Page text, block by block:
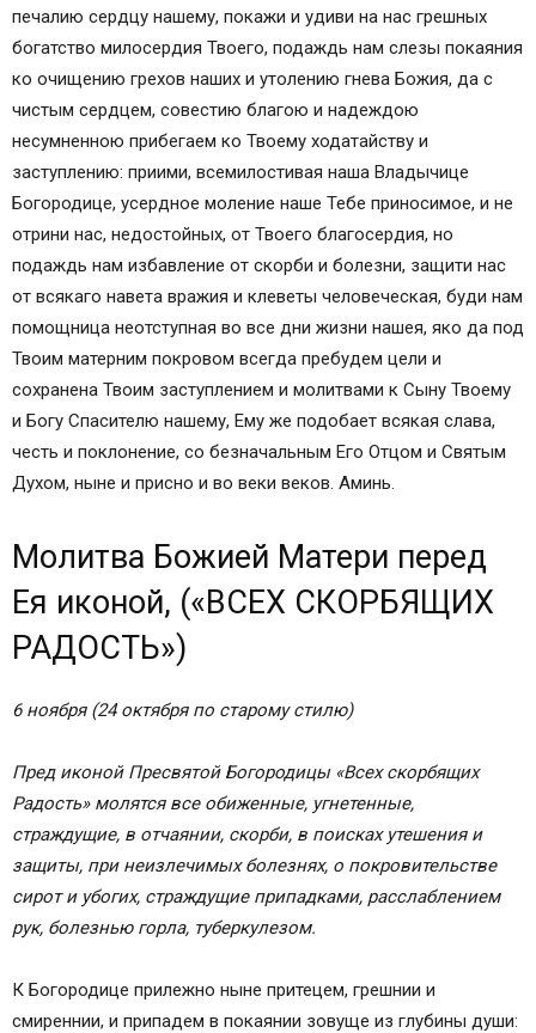
печалию сердцу нашему, покажи и удиви на нас грешных
богатство милосердия Твоего, подаждь нам слезы покаяния
ко очищению грехов наших и утолению гнева Божия, да с
чистым сердцем, совестию благою и надеждою
несумненною прибегаем ко Твоему ходатайству и
заступлению: приими, всемилостивая наша Владычице
Богородице, усердное моление наше Тебе приносимое, и не
отрини нас, недостойных, от Твоего благосердия, но
подаждь нам избавление от скорби и болезни, защити нас
от всякаго навета вражия и клеветы человеческая, буди нам
помощница неотступная во все дни жизни нашея, яко да под
Твоим матерним покровом всегда пребудем цели и
сохранена Твоим заступлением и молитвами к Сыну Твоему
и Богу Спасителю нашему, Ему же подобает всякая слава,
честь и поклонение, со безначальным Его Отцом и Святым
Духом, ныне и присно и во веки веков. Аминь.
Молитва Божией Матери перед
Ея иконой, («ВСЕХ СКОРБЯЩИХ
РАДОСТЬ»)
6 ноября (24 октября по старому стилю)
Пред иконой Пресвятой Богородицы «Всех скорбящих
Радость» молятся все обиженные, угнетенные,
страждущие, в отчаянии, скорби, в поисках утешения и
защиты, при неизлечимых болезнях, о покровительстве
сирот и убогих, страждущие припадками, расслаблением
рук, болезнью горла, туберкулезом.
К Богородице прилежно ныне притецем, грешнии и
смиреннии, и припадем в покаянии зовуще из глубины души: